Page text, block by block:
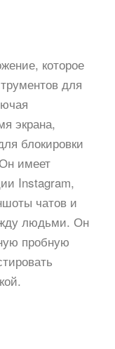
которое
для
экрана,
блокировки
имеет
Instagram,
чатов и
людьми. Он
пробную